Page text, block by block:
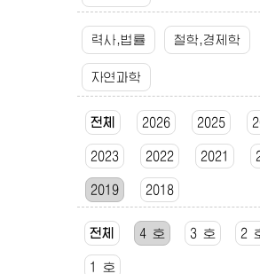
력사,법률 철학,경제학
자연과학
전체 2026 2025
2023 2022 2021
2019 2018
전체 4 호 3 호 2
1 호